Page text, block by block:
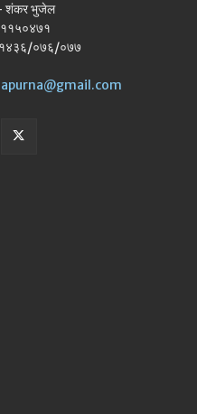
शंकर भुजेल
१४३६/०७६/०७७